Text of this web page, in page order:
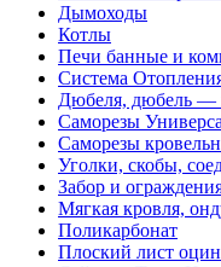
Дымоходы
Котлы
Печи банные и
Система
Дюбеля, дюбель —
Саморезы
Саморезы
Уголки, скобы,
Забор и
Мягкая кровля,
Поликарбонат
Плоский лист